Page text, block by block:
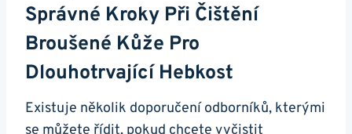
Správné Kroky Při Čištění
Broušené Kůže Pro
Dlouhotrvající Hebkost
Existuje ⁤několik doporučení odborníků, kterými